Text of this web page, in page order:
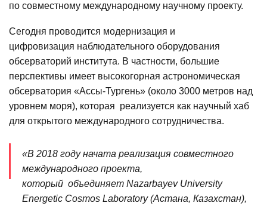
по совместному международному научному проекту.
Сегодня проводится модернизация и
цифровизация наблюдательного оборудования
обсерваторий института. В частности, большие
перспективы имеет высокогорная астрономическая
обсерватория «Ассы-Тургень» (около 3000 метров над
уровнем моря), которая реализуется как научный хаб
для открытого международного сотрудничества.
«В 2018 году начата реализация совместного
международного проекта,
который объединяет Nazarbayev University
Energetic Cosmos Laboratory (Астана, Казахстан),